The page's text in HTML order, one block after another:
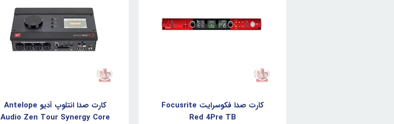
کارت صدا فکوسرایت Focusrite
Red 4Pre TB
کارت صدا انتلوپ آدیو Antelope
Audio Zen Tour Synergy Core